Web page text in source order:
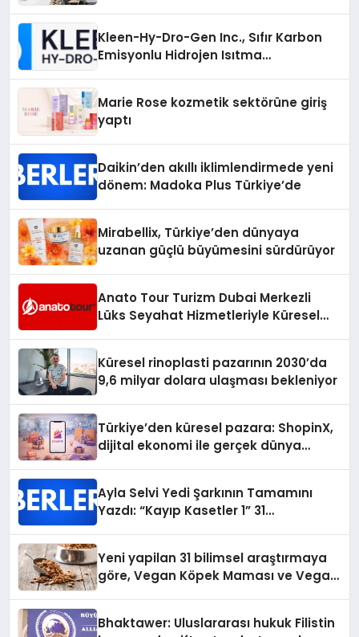
Kleen-Hy-Dro-Gen Inc., Sıfır Karbon
Emisyonlu Hidrojen Isıtma
Marie Rose kozmetik sektörüne giriş
yaptı
Daikin’den akıllı iklimlendirmede yeni
dönem: Madoka Plus Türkiye’de
Mirabellix, Türkiye’den dünyaya
uzanan güçlü büyümesini sürdürüyor
Anato Tour Turizm Dubai Merkezli
Lüks Seyahat Hizmetleriyle Küresel
Küresel rinoplasti pazarının 2030’da
9,6 milyar dolara ulaşması bekleniyor
Türkiye’den küresel pazara: ShopinX,
dijital ekonomi ile gerçek dünya
Ayla Selvi Yedi Şarkının Tamamını
Yazdı: “Kayıp Kasetler 1” 31
Yeni yapilan 31 bilimsel araştırmaya
göre, Vegan Köpek Maması ve Vegan
Bhaktawer: Uluslararası hukuk Filistin